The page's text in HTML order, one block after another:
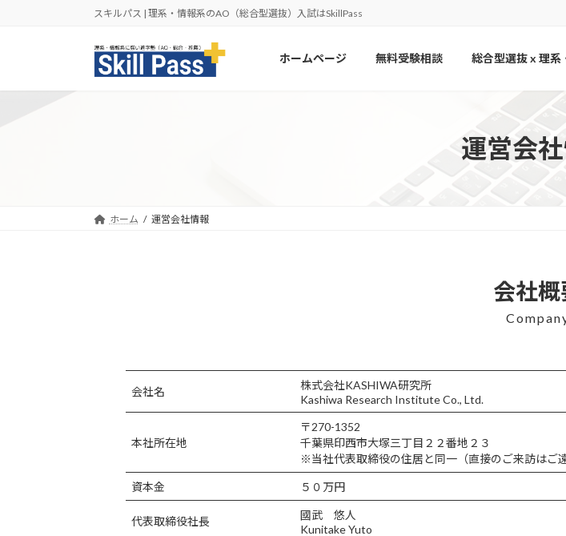
スキルパス | 理系・情報系のAO（総合型選抜）入試はSkillPass
ホームページ 無料受験相談 総合型選抜 x 理系
運営会
ホーム 運営会社情報
会社概
会社名
株式会社KASHIWA研究所
Kashiwa Research Institute Co., Ltd.
本社所在地
〒270-1352
千葉県印西市大塚三丁目２２番地２３
※当社代表取締役の住居と同一（直接のご来訪はご
資本金 ５０万円
代表取締役社長
國武 悠人
Kunitake Yuto